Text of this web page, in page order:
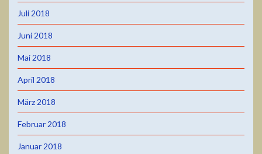
Juli 2018
Juni 2018
Mai 2018
April 2018
März 2018
Februar 2018
Januar 2018